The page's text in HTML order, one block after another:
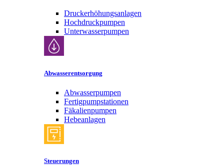
Druckerhöhungsanlagen
Hochdruckpumpen
Unterwasserpumpen
Abwasserentsorgung
Abwasserpumpen
Fertigpumpstationen
Fäkalienpumpen
Hebeanlagen
Steuerungen